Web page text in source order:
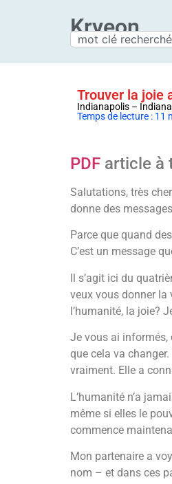
Kryeon
Trouver la joie
Indianapolis –
Temps de lecture : 11
PDF article à
Salutations, très
donne des
Parce que quand
C’est un message
Il s’agit ici du
veux vous donner la
l’humanité, la joie?
Je vous ai informés,
que cela va
vraiment. Elle a
L’humanité n’a
même si elles le
commence
Mon partenaire a
nom – et dans ces